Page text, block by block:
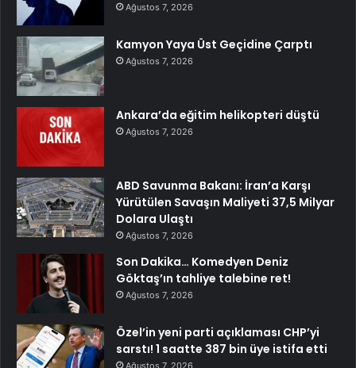
Ağustos 7, 2026
Kamyon Yaya Üst Geçidine Çarptı
Ağustos 7, 2026
Ankara’da eğitim helikopteri düştü
Ağustos 7, 2026
ABD Savunma Bakanı: İran’a Karşı
Yürütülen Savaşın Maliyeti 37,5 Milyar
Dolara Ulaştı
Ağustos 7, 2026
Son Dakika… Komedyen Deniz
Göktaş’ın tahliye talebine ret!
Ağustos 7, 2026
Özel’in yeni parti açıklaması CHP’yi
sarstı! 1 saatte 387 bin üye istifa etti
Ağustos 7, 2026